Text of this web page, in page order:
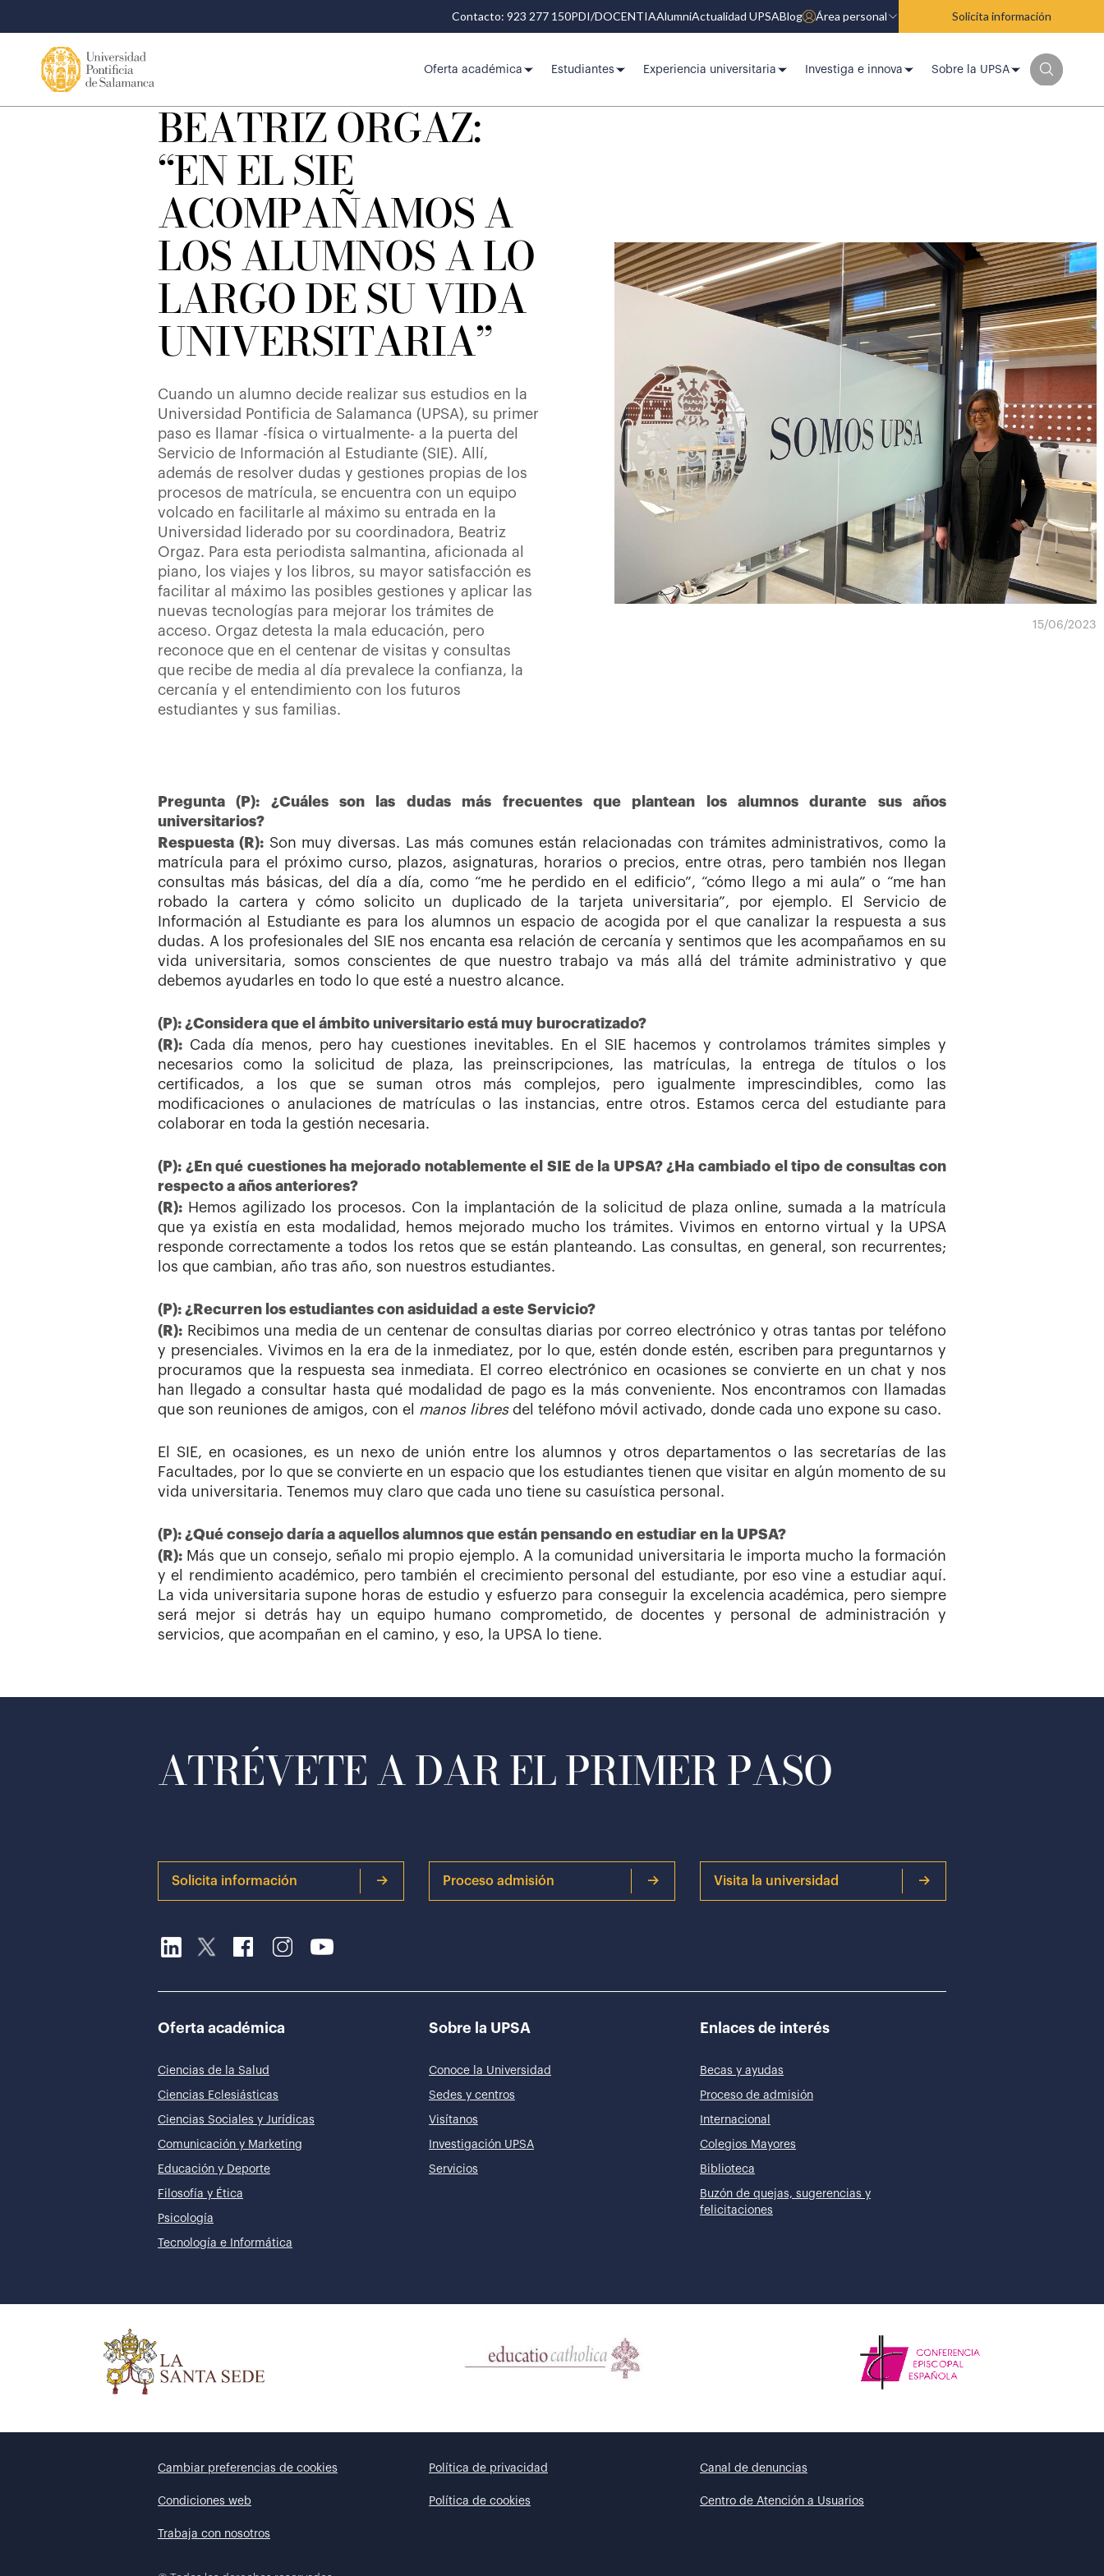
Contacto: 923 277 150PDI/DOCENTIAAlumniActualidad UPSABlog Área personal Solicita información
Oferta académica Estudiantes Experiencia universitaria Investiga e innova Sobre la UPSA
BEATRIZ ORGAZ:
“EN EL SIE
ACOMPAÑAMOS A
LOS ALUMNOS A LO
LARGO DE SU VIDA
UNIVERSITARIA”
Cuando un alumno decide realizar sus estudios en la
Universidad Pontificia de Salamanca (UPSA), su primer
paso es llamar -física o virtualmente- a la puerta del
Servicio de Información al Estudiante (SIE). Allí,
además de resolver dudas y gestiones propias de los
procesos de matrícula, se encuentra con un equipo
volcado en facilitarle al máximo su entrada en la
Universidad liderado por su coordinadora, Beatriz
Orgaz. Para esta periodista salmantina, aficionada al
piano, los viajes y los libros, su mayor satisfacción es
facilitar al máximo las posibles gestiones y aplicar las
nuevas tecnologías para mejorar los trámites de
acceso. Orgaz detesta la mala educación, pero
reconoce que en el centenar de visitas y consultas
que recibe de media al día prevalece la confianza, la
cercanía y el entendimiento con los futuros
estudiantes y sus familias.
15/06/2023
Pregunta (P): ¿Cuáles son las dudas más frecuentes que plantean los alumnos durante sus años
universitarios?
Respuesta (R):Son muy diversas. Las más comunes están relacionadas con trámites administrativos, como la
matrícula para el próximo curso, plazos, asignaturas, horarios o precios, entre otras, pero también nos llegan
consultas más básicas, del día a día, como “me he perdido en el edificio”, “cómo llego a mi aula” o “me han
robado la cartera y cómo solicito un duplicado de la tarjeta universitaria”, por ejemplo. El Servicio de
Información al Estudiante es para los alumnos un espacio de acogida por el que canalizar la respuesta a sus
dudas. A los profesionales del SIE nos encanta esa relación de cercanía y sentimos que les acompañamos en su
vida universitaria, somos conscientes de que nuestro trabajo va más allá del trámite administrativo y que
debemos ayudarles en todo lo que esté a nuestro alcance.
(P): ¿Considera que el ámbito universitario está muy burocratizado?
(R): Cada día menos, pero hay cuestiones inevitables. En el SIE hacemos y controlamos trámites simples y
necesarios como la solicitud de plaza, las preinscripciones, las matrículas, la entrega de títulos o los
certificados, a los que se suman otros más complejos, pero igualmente imprescindibles, como las
modificaciones o anulaciones de matrículas o las instancias, entre otros. Estamos cerca del estudiante para
colaborar en toda la gestión necesaria.
(P): ¿En qué cuestiones ha mejorado notablemente el SIE de la UPSA? ¿Ha cambiado el tipo de consultas con
respecto a años anteriores?
(R): Hemos agilizado los procesos. Con la implantación de la solicitud de plaza online, sumada a la matrícula
que ya existía en esta modalidad, hemos mejorado mucho los trámites. Vivimos en entorno virtual y la UPSA
responde correctamente a todos los retos que se están planteando. Las consultas, en general, son recurrentes;
los que cambian, año tras año, son nuestros estudiantes.
(P): ¿Recurren los estudiantes con asiduidad a este Servicio?
(R): Recibimos una media de un centenar de consultas diarias por correo electrónico y otras tantas por teléfono
y presenciales. Vivimos en la era de la inmediatez, por lo que, estén donde estén, escriben para preguntarnos y
procuramos que la respuesta sea inmediata. El correo electrónico en ocasiones se convierte en un chat y nos
han llegado a consultar hasta qué modalidad de pago es la más conveniente. Nos encontramos con llamadas
que son reuniones de amigos, con el manos libresdel teléfono móvil activado, donde cada uno expone su caso.
El SIE, en ocasiones, es un nexo de unión entre los alumnos y otros departamentos o las secretarías de las
Facultades, por lo que se convierte en un espacio que los estudiantes tienen que visitar en algún momento de su
vida universitaria. Tenemos muy claro que cada uno tiene su casuística personal.
(P): ¿Qué consejo daría a aquellos alumnos que están pensando en estudiar en la UPSA?
(R): Más que un consejo, señalo mi propio ejemplo. A la comunidad universitaria le importa mucho la formación
y el rendimiento académico, pero también el crecimiento personal del estudiante, por eso vine a estudiar aquí.
La vida universitaria supone horas de estudio y esfuerzo para conseguir la excelencia académica, pero siempre
será mejor si detrás hay un equipo humano comprometido, de docentes y personal de administración y
servicios, que acompañan en el camino, y eso, la UPSA lo tiene.
ATRÉVETE A DAR EL PRIMER PASO
Solicita información Proceso admisión Visita la universidad
Oferta académica
Ciencias de la Salud
Ciencias Eclesiásticas
Ciencias Sociales y Jurídicas
Comunicación y Marketing
Educación y Deporte
Filosofía y Ética
Psicología
Tecnología e Informática
Sobre la UPSA
Conoce la Universidad
Sedes y centros
Visítanos
Investigación UPSA
Servicios
Enlaces de interés
Becas y ayudas
Proceso de admisión
Internacional
Colegios Mayores
Biblioteca
Buzón de quejas, sugerencias y
felicitaciones
Cambiar preferencias de cookies Política de privacidad Canal de denuncias
Condiciones web Política de cookies Centro de Atención a Usuarios
Trabaja con nosotros